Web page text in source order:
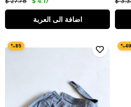
اضافة الى العربة